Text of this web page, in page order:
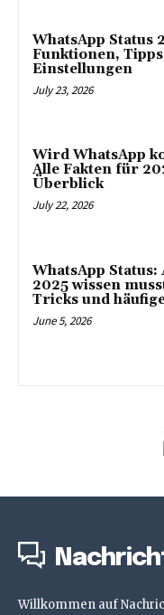
WhatsApp Status
Funktionen,
Einstellungen
July 23, 2026
Wird WhatsApp
Alle Fakten für
Überblick
July 22, 2026
WhatsApp Status:
2025 wissen
Tricks und
June 5, 2026
Willkommen auf